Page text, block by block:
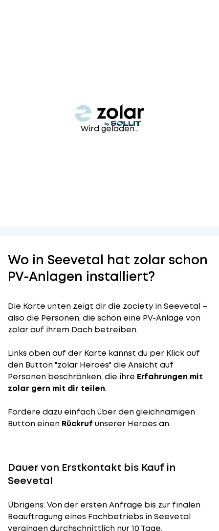
Wird geladen...
Wo in Seevetal hat zolar schon
PV-Anlagen installiert?
Die Karte unten zeigt dir die zociety in Seevetal –
also die Personen, die schon eine PV-Anlage von
zolar auf ihrem Dach betreiben.
Links oben auf der Karte kannst du per Klick auf
den Button "zolar Heroes" die Ansicht auf
Personen beschränken, die ihre Erfahrungen mit
zolar gern mit dir teilen.
Fordere dazu einfach über den gleichnamigen
Button einen Rückruf unserer Heroes an.
Dauer von Erstkontakt bis Kauf in
Seevetal
Übrigens: Von der ersten Anfrage bis zur finalen
Beauftragung eines Fachbetriebs in Seevetal
vergingen durchschnittlich nur 10 Tage.